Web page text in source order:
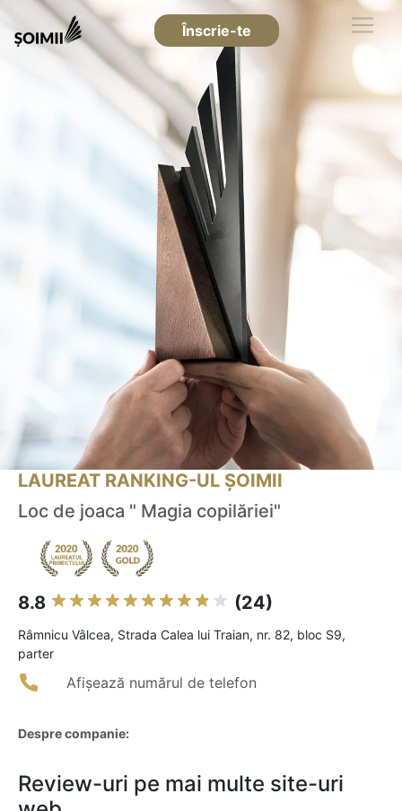
Înscrie-te
LAUREAT RANKING-UL ȘOIMII
Loc de joaca " Magia copilăriei"
8.8 (24)
Râmnicu Vâlcea, Strada Calea lui Traian, nr. 82, bloc S9,
parter
Afișează numărul de telefon
Despre companie:
Review-uri pe mai multe site-uri